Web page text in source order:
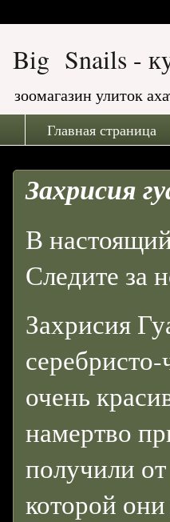
Big Snails -
зоомагазин улиток
Главная страница
Захрисия
В
Следите за
Захрисия
очень
намертво
получили
которой